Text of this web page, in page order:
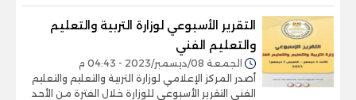
التقرير الأسبوعي لوزارة التربية والتعليم
والتعليم الفني
الجمعة 08/ديسمبر/2023 - 04:43 م
أصدر المركز الإعلامي لوزارة التربية والتعليم والتعليم
الفني التقرير الأسبوعي للوزارة خلال الفترة من الأحد